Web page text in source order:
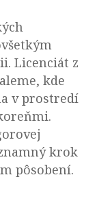
Licenciát z
kde
v prostredí
krok
pôsobení.